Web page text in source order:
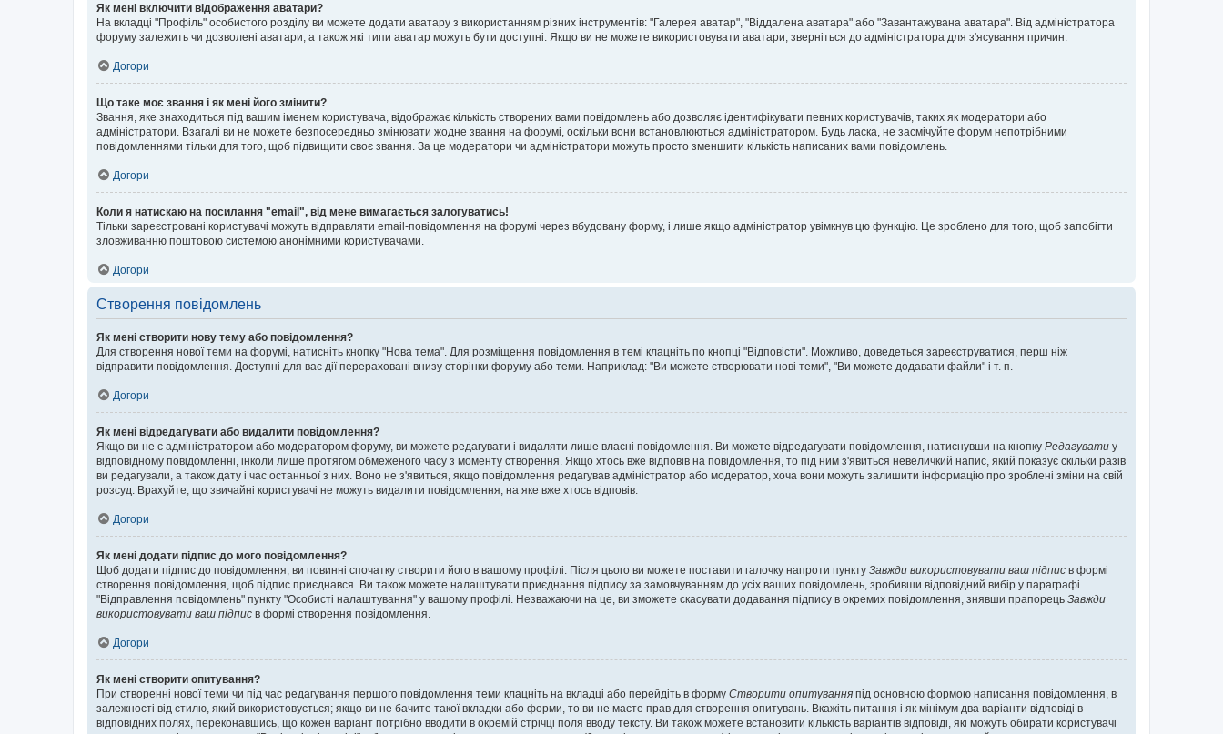
Як мені включити відображення аватари?
На вкладці "Профіль" особистого розділу ви можете додати аватару з використанням різних інструментів: "Галерея аватар", "Віддалена аватара" або "Завантажувана аватара". Від адміністратора
форуму залежить чи дозволені аватари, а також які типи аватар можуть бути доступні. Якщо ви не можете використовувати аватари, зверніться до адміністратора для з'ясування причин.
Догори
Що таке моє звання і як мені його змінити?
Звання, яке знаходиться під вашим іменем користувача, відображає кількість створених вами повідомлень або дозволяє ідентифікувати певних користувачів, таких як модератори або
адміністратори. Взагалі ви не можете безпосередньо змінювати жодне звання на форумі, оскільки вони встановлюються адміністратором. Будь ласка, не засмічуйте форум непотрібними
повідомленнями тільки для того, щоб підвищити своє звання. За це модератори чи адміністратори можуть просто зменшити кількість написаних вами повідомлень.
Догори
Коли я натискаю на посилання "email", від мене вимагається залогуватись!
Тільки зареєстровані користувачі можуть відправляти email-повідомлення на форумі через вбудовану форму, і лише якщо адміністратор увімкнув цю функцію. Це зроблено для того, щоб запобігти
зловживанню поштовою системою анонімними користувачами.
Догори
Створення повідомлень
Як мені створити нову тему або повідомлення?
Для створення нової теми на форумі, натисніть кнопку "Нова тема". Для розміщення повідомлення в темі клацніть по кнопці "Відповісти". Можливо, доведеться зареєструватися, перш ніж
відправити повідомлення. Доступні для вас дії перераховані внизу сторінки форуму або теми. Наприклад: "Ви можете створювати нові теми", "Ви можете додавати файли" і т. п.
Догори
Як мені відредагувати або видалити повідомлення?
Якщо ви не є адміністратором або модератором форуму, ви можете редагувати і видаляти лише власні повідомлення. Ви можете відредагувати повідомлення, натиснувши на кнопку Редагувати у
відповідному повідомленні, інколи лише протягом обмеженого часу з моменту створення. Якщо хтось вже відповів на повідомлення, то під ним з'явиться невеличкий напис, який показує скільки разів
ви редагували, а також дату і час останньої з них. Воно не з'явиться, якщо повідомлення редагував адміністратор або модератор, хоча вони можуть залишити інформацію про зроблені зміни на свій
розсуд. Врахуйте, що звичайні користувачі не можуть видалити повідомлення, на яке вже хтось відповів.
Догори
Як мені додати підпис до мого повідомлення?
Щоб додати підпис до повідомлення, ви повинні спочатку створити його в вашому профілі. Після цього ви можете поставити галочку напроти пункту Завжди використовувати ваш підпис в формі
створення повідомлення, щоб підпис приєднався. Ви також можете налаштувати приєднання підпису за замовчуванням до усіх ваших повідомлень, зробивши відповідний вибір у параграфі
"Відправлення повідомлень" пункту "Особисті налаштування" у вашому профілі. Незважаючи на це, ви зможете скасувати додавання підпису в окремих повідомлення, знявши прапорець Завжди
використовувати ваш підпис в формі створення повідомлення.
Догори
Як мені створити опитування?
При створенні нової теми чи під час редагування першого повідомлення теми клацніть на вкладці або перейдіть в форму Створити опитування під основною формою написання повідомлення, в
залежності від стилю, який використовується; якщо ви не бачите такої вкладки або форми, то ви не маєте прав для створення опитувань. Вкажіть питання і як мінімум два варіанти відповіді в
відповідних полях, переконавшись, що кожен варіант потрібно вводити в окремій стрічці поля вводу тексту. Ви також можете встановити кількість варіантів відповіді, які можуть обирати користувачі